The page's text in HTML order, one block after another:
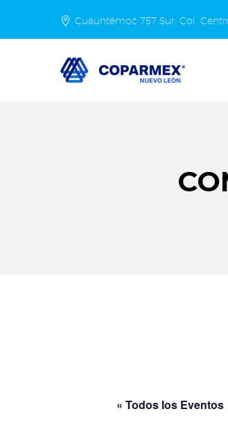
Cuauhtémoc 757 Sur. Col.
« Todos los Eventos